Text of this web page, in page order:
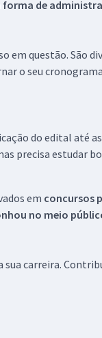
de
em questão.
o seu
do edital até
precisa estudar
em concursos
no meio
carreira.